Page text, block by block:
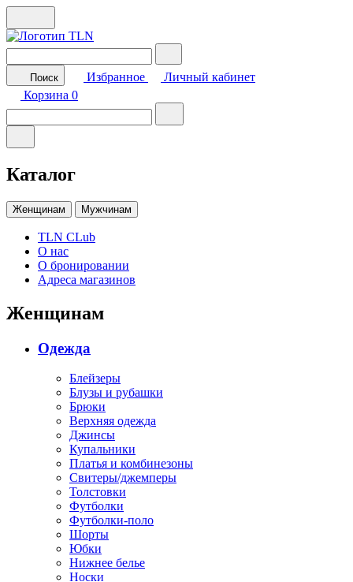
Поиск Избранное
Личный кабинет
Корзина 0
Каталог
Женщинам Мужчинам
TLN CLub
О нас
О бронировании
Адреса магазинов
Женщинам
Одежда
Блейзеры
Блузы и рубашки
Брюки
Верхняя одежда
Джинсы
Купальники
Платья и комбинезоны
Свитеры/джемперы
Толстовки
Футболки
Футболки-поло
Шорты
Юбки
Нижнее белье
Носки